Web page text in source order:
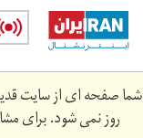
Skip
main
content
شما صفحه ای از سایت
روز نمی شود. برای